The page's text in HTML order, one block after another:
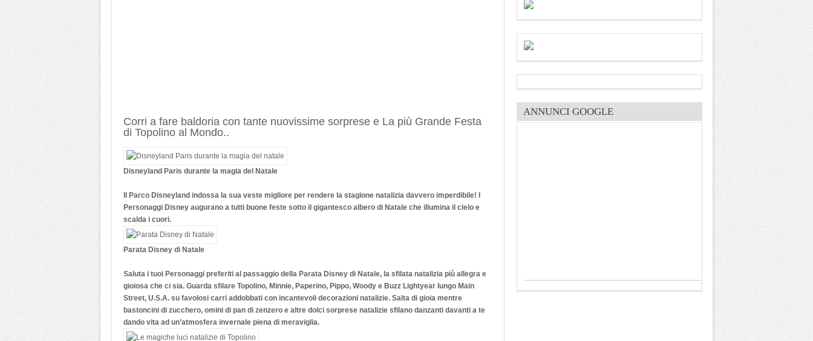
Corri a fare baldoria con tante nuovissime sorprese e La più Grande Festa
di Topolino al Mondo..
Disneyland Paris durante la magia del Natale
Il Parco Disneyland indossa la sua veste migliore per rendere la stagione natalizia davvero imperdibile! I
Personaggi Disney augurano a tutti buone feste sotto il gigantesco albero di Natale che illumina il cielo e
scalda i cuori.
Parata Disney di Natale
Saluta i tuoi Personaggi preferiti al passaggio della Parata Disney di Natale, la sfilata natalizia più allegra e
gioiosa che ci sia. Guarda sfilare Topolino, Minnie, Paperino, Pippo, Woody e Buzz Lightyear lungo Main
Street, U.S.A. su favolosi carri addobbati con incantevoli decorazioni natalizie. Salta di gioia mentre
bastoncini di zucchero, omini di pan di zenzero e altre dolci sorprese natalizie sfilano danzanti davanti a te
dando vita ad un’atmosfera invernale piena di meraviglia.
ANNUNCI GOOGLE